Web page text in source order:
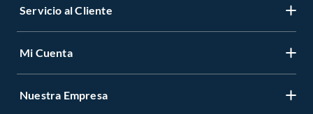
Servicio al Cliente
Mi Cuenta
Nuestra Empresa